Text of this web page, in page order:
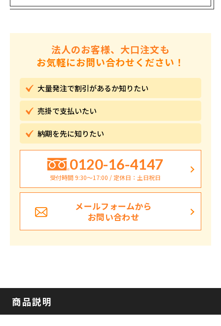
法人のお客様、大口注文も
お気軽にお問い合わせください！
大量発注で割引があるか知りたい
売掛で支払いたい
納期を先に知りたい
0120-16-4147
受付時間 9:30〜17:00 / 定休日：土日祝日
メールフォームから
お問い合わせ
商品説明